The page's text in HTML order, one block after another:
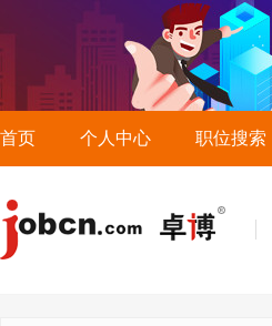
首页 个人中心 职位搜索